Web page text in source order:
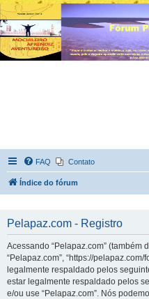
FAQ Contato
Índice do fórum
Pelapaz.com - Registro
Acessando “Pelapaz.com” (também
“Pelapaz.com”, “https://
legalmente respaldado pelos
estar legalmente respaldado pelos
e/ou use “Pelapaz.com”. Nós